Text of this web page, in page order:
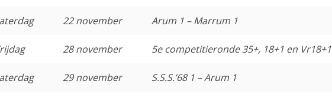
22 november Arum 1 – Marrum 1
28 november 5e competitieronde 35+, 18+1 en Vr18+1
29 november S.S.S.’68 1 – Arum 1